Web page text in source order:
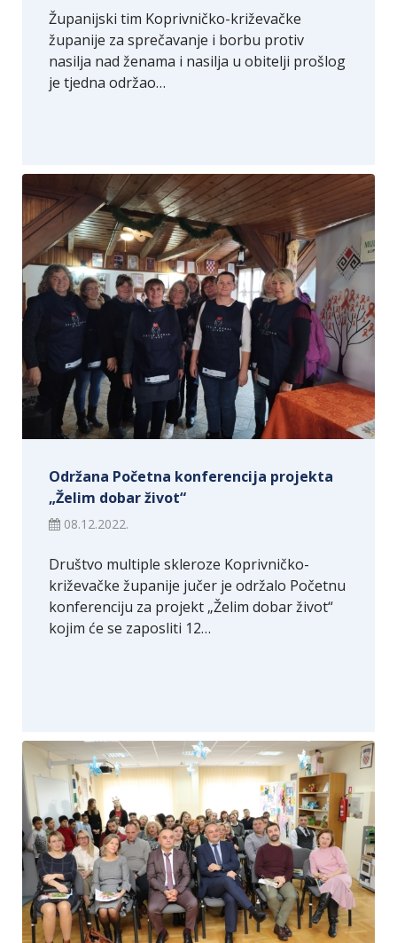
Županijski tim Koprivničko-križevačke
županije za sprečavanje i borbu protiv
nasilja nad ženama i nasilja u obitelji prošlog
je tjedna održao…
Održana Početna konferencija projekta
„Želim dobar život“
08.12.2022.
Društvo multiple skleroze Koprivničko-
križevačke županije jučer je održalo Početnu
konferenciju za projekt „Želim dobar život“
kojim će se zaposliti 12…